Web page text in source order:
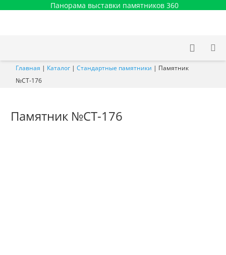
Панорама выставки памятников 360
Главная | Каталог | Стандартные памятники | Памятник
№СТ-176
Памятник №СТ-176